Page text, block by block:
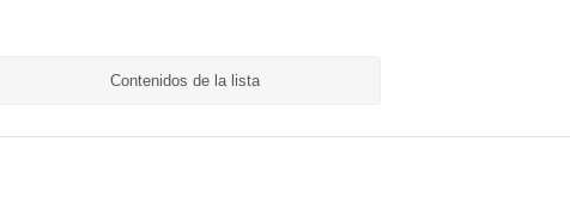
Contenidos de la lista